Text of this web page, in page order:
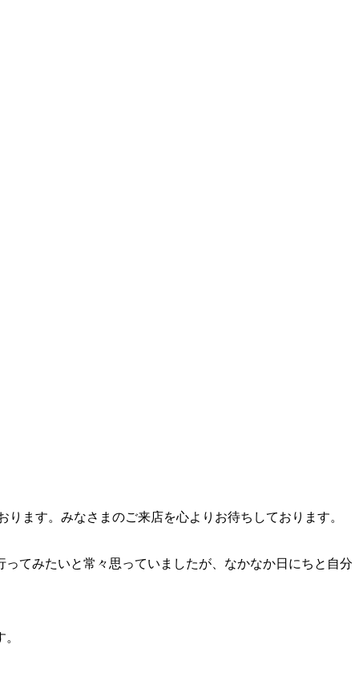
ります。みなさまのご来店を心よりお待ちしております。
てみたいと常々思っていましたが、なかなか日にちと自分